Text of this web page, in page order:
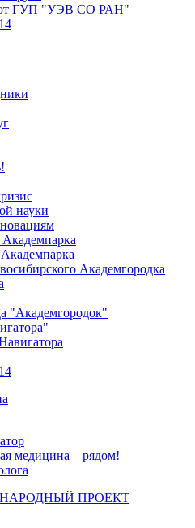
ГУП "УЭВ СО РАН"
науки
Академгородка
"Академгородок"
медицина – рядом!
ПРОЕКТ